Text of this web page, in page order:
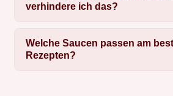
verhindere ich das?
Welche Saucen passen am
Rezepten?